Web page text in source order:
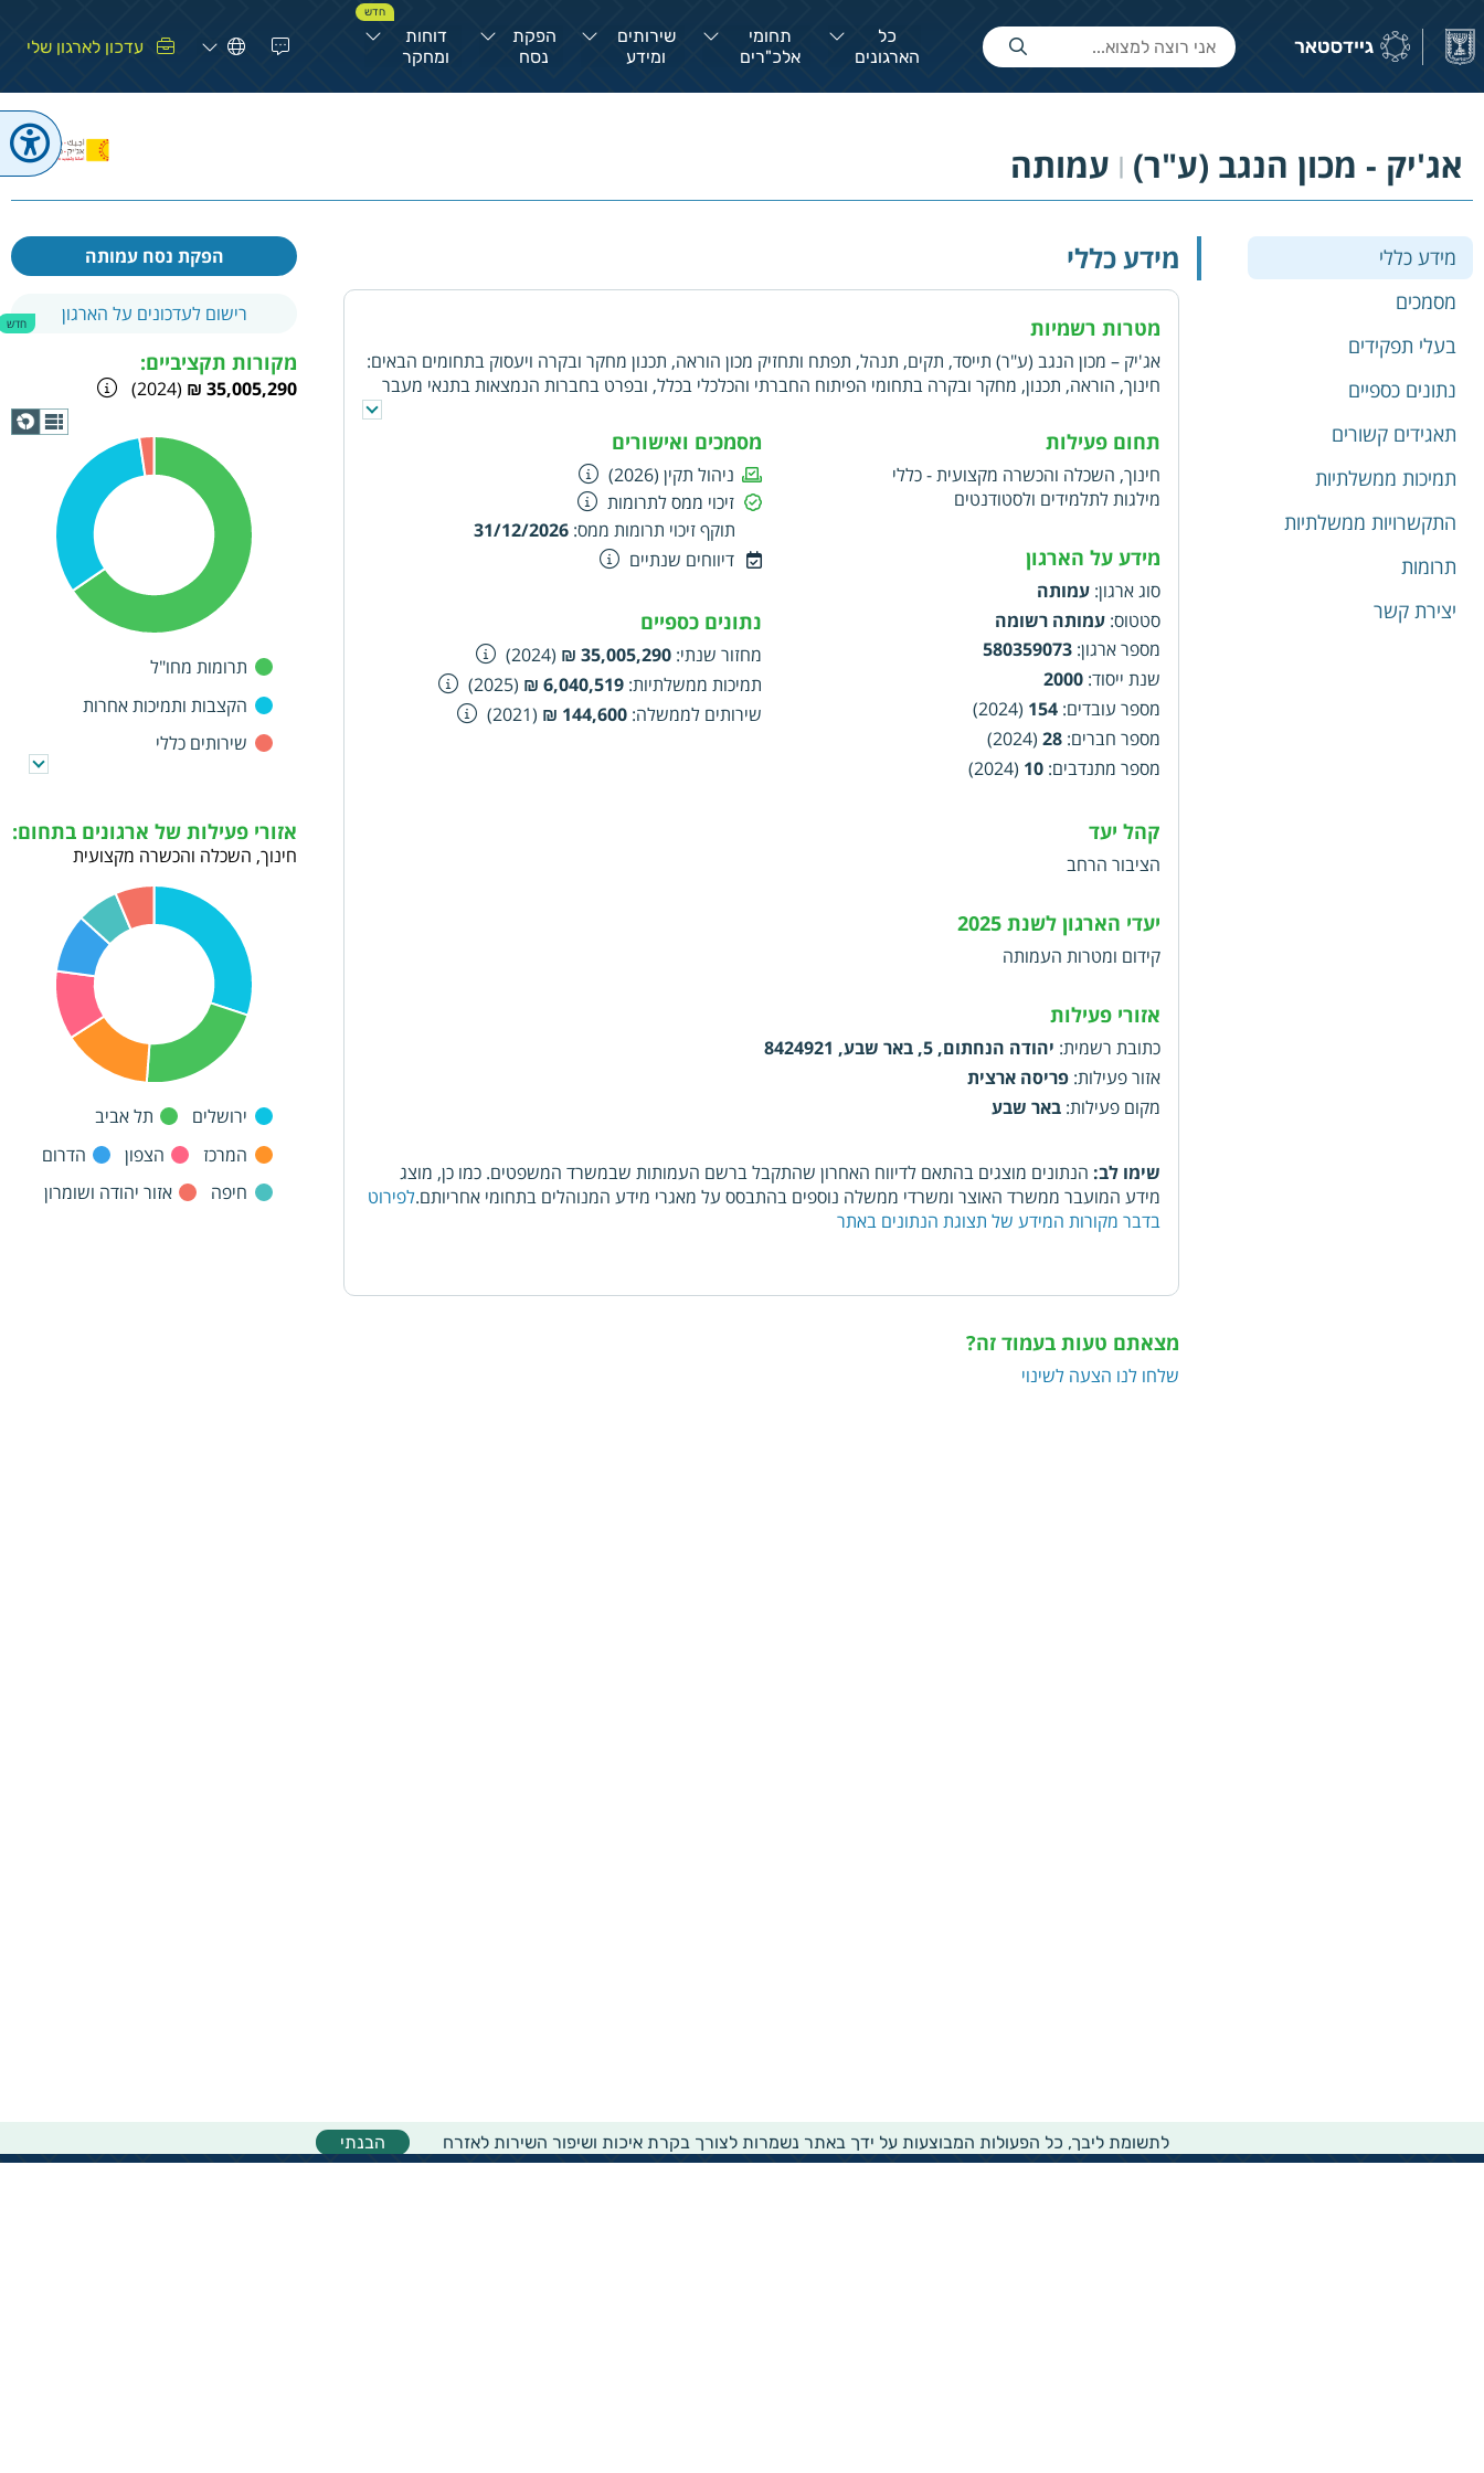
כל
הארגונים
תחומי
אלכ"רים
שירותים
ומידע
הפקת
נסח
חדש
דוחות
ומחקר
עדכון לארגון שלי
אג'יק - מכון הנגב (ע"ר) | עמותה
מידע כללי
מסמכים
בעלי תפקידים
נתונים כספיים
תאגידים קשורים
תמיכות ממשלתיות
התקשרויות ממשלתיות
תרומות
יצירת קשר
מידע כללי
מטרות רשמיות
אג'יק – מכון הנגב (ע"ר) תייסד, תקים, תנהל, תפתח ותחזיק מכון הוראה, תכנון מחקר ובקרה ויעסוק בתחומים הבאים:
חינוך, הוראה, תכנון, מחקר ובקרה בתחומי הפיתוח החברתי והכלכלי בכלל, ובפרט בחברות הנמצאות בתנאי מעבר
ורווחה, חינוך, הוראה, מחקר בקרה תכנון וניהול פרויקטים למען קידום תהליכי העצמה בקרב האוכלוסייה הערבית
בכלל והקהילה הערבית – בדואית בנגב בפרט וכלל החברה הישראלית על מנת להגביר את השוויון והדמוקרטיה
ולחזק את שיתוף הפעולה בין כלל אזרחי המדינה, מחקר, פיתוח וקידום של תהליכים לפתרון סכסוכים והקטנת מתחים
חברתיים, הגברת תרומתם של ארגונים ומוסדות וולונטריים ולא ממלכתיים מסוגים שונים בפיתוח החברתי – כלכלי,
והרחבת יכולתם של ארגונים מעין אלה להשתלב ולהשפיע בתהליכים מסוג זה, תכנון, ניהול ובקרה של פרויקטים
חינוכיים ואחרים, אשר ביכולתם לתרום לפיתוח החברתי – כלכלי של חברות הנמצאות בתהליכי מעבר ושינוי, ייזום,
הקמה והפעלה של פרויקטים בתחומי החינוך, הרווחה, הבריאות ורווחה כלכלית – חברתית, הקמה והפעלה של
מעונות יום, גנים, מועדונים ומשפחתונים
תחום פעילות
חינוך, השכלה והכשרה מקצועית - כללי
מילגות לתלמידים ולסטודנטים
מידע על הארגון
סוג ארגון: עמותה
סטטוס: עמותה רשומה
מספר ארגון:
580359073
שנת ייסוד:
2000
מספר עובדים:
154
(2024)
מספר חברים:
28
(2024)
מספר מתנדבים:
10
(2024)
מסמכים ואישורים
ניהול תקין (2026)
זיכוי ממס לתרומות
תוקף זיכוי תרומות ממס:
31/12/2026
דיווחים שנתיים
נתונים כספיים
מחזור שנתי:
35,005,290 ₪
(2024)
תמיכות ממשלתיות:
6,040,519 ₪
(2025)
שירותים לממשלה:
144,600 ₪
(2021)
קהל יעד
הציבור הרחב
יעדי הארגון לשנת 2025
קידום ומטרות העמותה
אזורי פעילות
כתובת רשמית: יהודה הנחתום, 5, באר שבע, 8424921
אזור פעילות: פריסה ארצית
מקום פעילות: באר שבע
שימו לב: הנתונים מוצגים בהתאם לדיווח האחרון שהתקבל ברשם העמותות שבמשרד המשפטים. כמו כן, מוצג
מידע המועבר ממשרד האוצר ומשרדי ממשלה נוספים בהתבסס על מאגרי מידע המנוהלים בתחומי אחריותם.לפירוט
בדבר מקורות המידע של תצוגת הנתונים באתר
הפקת נסח עמותה
רישום לעדכונים על הארגון חדש
מקורות תקציביים:
35,005,290 ₪
(2024)
תרומות מחו"ל
הקצבות ותמיכות אחרות
שירותים כללי
אזורי פעילות של ארגונים בתחום:
חינוך, השכלה והכשרה מקצועית
ירושלים
תל אביב
המרכז
הצפון
הדרום
חיפה
אזור יהודה ושומרון
מצאתם טעות בעמוד זה?
שלחו לנו הצעה לשינוי
לתשומת ליבך, כל הפעולות המבוצעות על ידך באתר נשמרות לצורך בקרת איכות ושיפור השירות לאזרח הבנתי